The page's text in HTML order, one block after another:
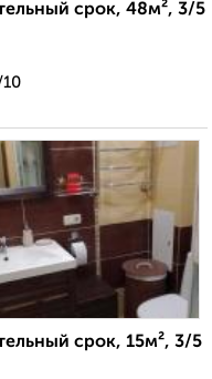
срок, 48м², 3/5
срок, 15м², 3/5